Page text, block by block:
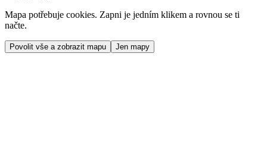
Mapa potřebuje cookies. Zapni je jedním klikem a rovnou se ti
načte.
Povolit vše a zobrazit mapu Jen mapy